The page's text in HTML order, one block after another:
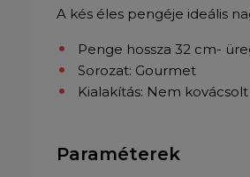
A kés éles pengéje ideális
Penge hossza 32 cm-
Sorozat: Gourmet
Kialakítás: Nem
Paraméterek